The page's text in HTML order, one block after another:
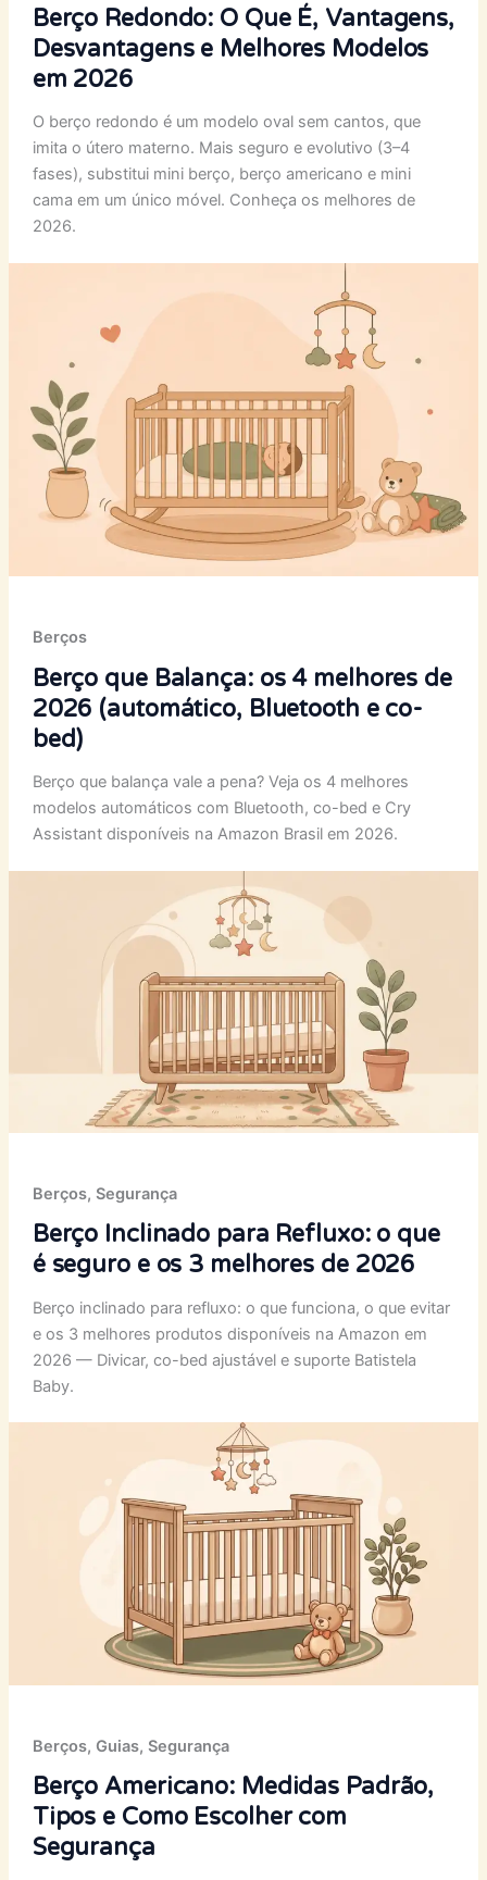
Berço Redondo: O Que É, Vantagens,
Desvantagens e Melhores Modelos
em 2026
O berço redondo é um modelo oval sem cantos, que
imita o útero materno. Mais seguro e evolutivo (3–4
fases), substitui mini berço, berço americano e mini
cama em um único móvel. Conheça os melhores de
2026.
Berços
Berço que Balança: os 4 melhores de
2026 (automático, Bluetooth e co-
bed)
Berço que balança vale a pena? Veja os 4 melhores
modelos automáticos com Bluetooth, co-bed e Cry
Assistant disponíveis na Amazon Brasil em 2026.
Berços, Segurança
Berço Inclinado para Refluxo: o que
é seguro e os 3 melhores de 2026
Berço inclinado para refluxo: o que funciona, o que evitar
e os 3 melhores produtos disponíveis na Amazon em
2026 — Divicar, co-bed ajustável e suporte Batistela
Baby.
Berços, Guias, Segurança
Berço Americano: Medidas Padrão,
Tipos e Como Escolher com
Segurança